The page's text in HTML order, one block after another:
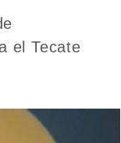
el Tecate